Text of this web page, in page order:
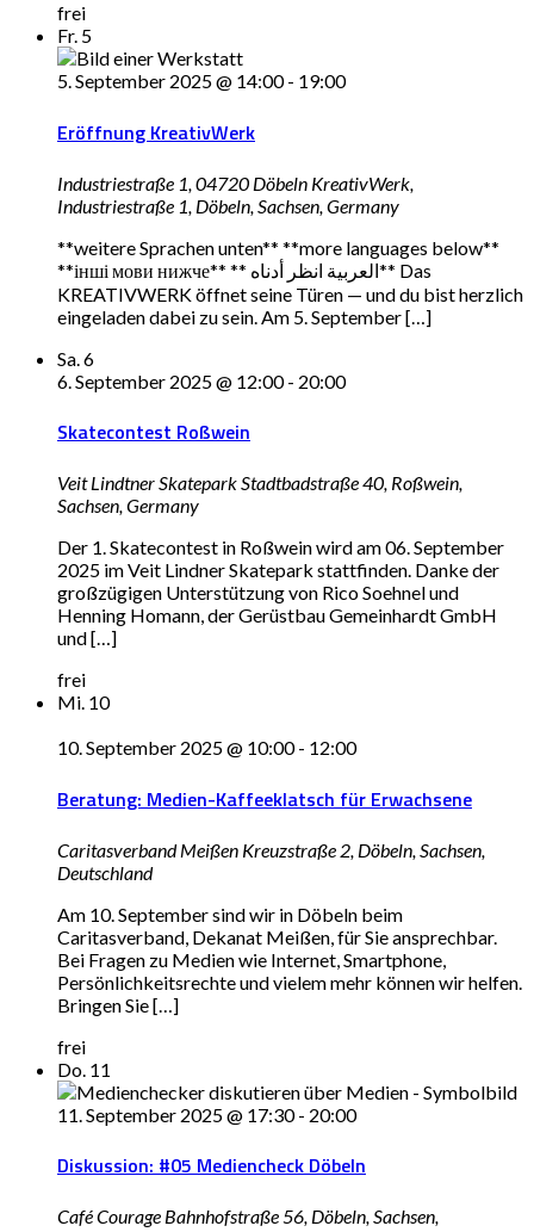
frei
Fr. 5
5. September 2025 @ 14:00- 19:00
Eröffnung KreativWerk
Industriestraße 1, 04720 Döbeln KreativWerk,
Industriestraße 1, Döbeln, Sachsen, Germany
**weitere Sprachen unten** **more languages below**
**інші мови нижче** ** العربية انظر أدناه** Das
KREATIVWERK öffnet seine Türen — und du bist herzlich
eingeladen dabei zu sein. Am 5. September […]
Sa. 6
6. September 2025 @ 12:00- 20:00
Skatecontest Roßwein
Veit Lindtner SkateparkStadtbadstraße 40, Roßwein,
Sachsen, Germany
Der 1. Skatecontest in Roßwein wird am 06. September
2025 im Veit Lindner Skatepark stattfinden. Danke der
großzügigen Unterstützung von Rico Soehnel und
Henning Homann, der Gerüstbau Gemeinhardt GmbH
und […]
frei
Mi. 10
10. September 2025 @ 10:00- 12:00
Beratung: Medien-Kaffeeklatsch für Erwachsene
Caritasverband Meißen Kreuzstraße 2, Döbeln, Sachsen,
Deutschland
Am 10. September sind wir in Döbeln beim
Caritasverband, Dekanat Meißen, für Sie ansprechbar.
Bei Fragen zu Medien wie Internet, Smartphone,
Persönlichkeitsrechte und vielem mehr können wir helfen.
Bringen Sie […]
frei
Do. 11
11. September 2025 @ 17:30- 20:00
Diskussion: #05 Mediencheck Döbeln
Café Courage Bahnhofstraße 56, Döbeln, Sachsen,